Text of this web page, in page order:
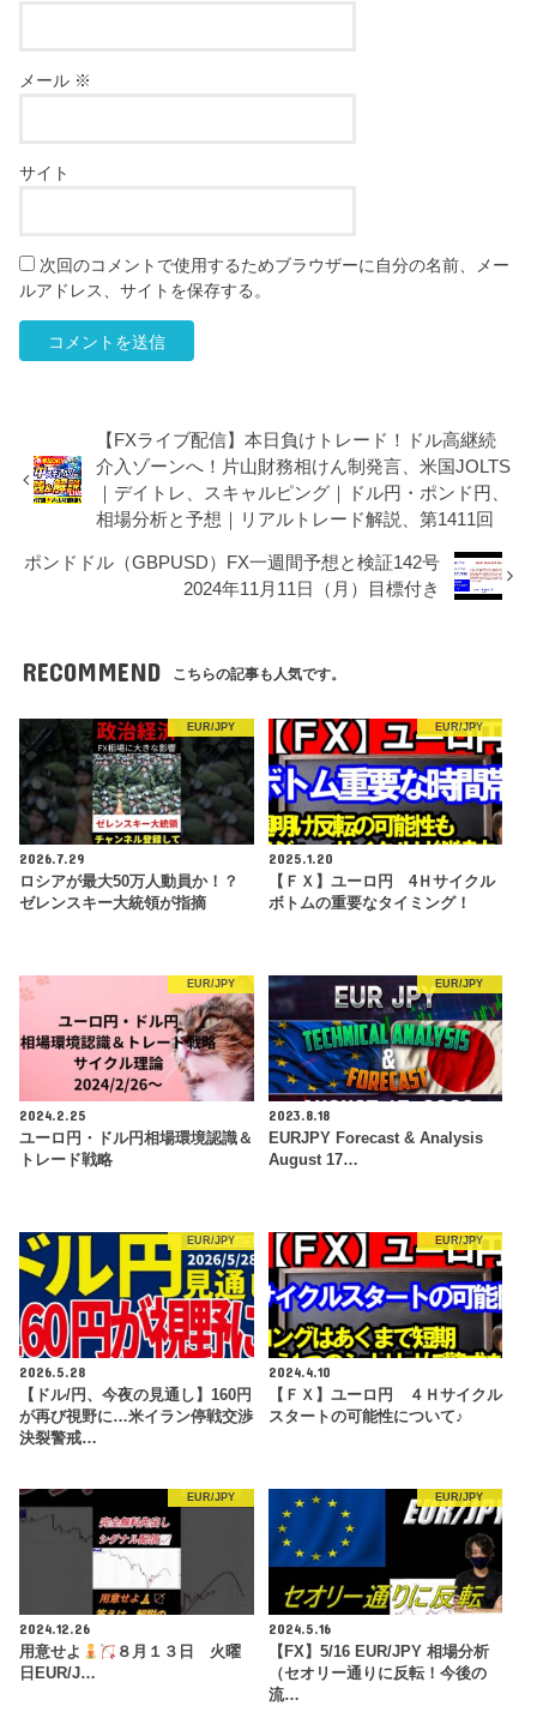
メール ※
サイト
次回のコメントで使用するためブラウザーに自分の名前、メー
ルアドレス、サイトを保存する。
【FXライブ配信】本日負けトレード！ドル高継続
介入ゾーンへ！片山財務相けん制発言、米国JOLTS
｜デイトレ、スキャルピング｜ドル円・ポンド円、
相場分析と予想｜リアルトレード解説、第1411回
ポンドドル（GBPUSD）FX一週間予想と検証142号
2024年11月11日（月）目標付き
RECOMMEND こちらの記事も人気です。
EUR/JPY
2026.7.29
ロシアが最大50万人動員か！？
ゼレンスキー大統領が指摘
EUR/JPY
2025.1.20
【ＦＸ】ユーロ円 4Ｈサイクル
ボトムの重要なタイミング！
EUR/JPY
2024.2.25
ユーロ円・ドル円相場環境認識＆
トレード戦略
EUR/JPY
2023.8.18
EURJPY Forecast & Analysis
August 17…
EUR/JPY
2026.5.28
【ドル/円、今夜の見通し】160円
が再び視野に…米イラン停戦交渉
決裂警戒…
EUR/JPY
2024.4.10
【ＦＸ】ユーロ円 ４Ｈサイクル
スタートの可能性について♪
EUR/JPY
2024.12.26
用意せよ
８月１３日 火曜
日EUR/J…
EUR/JPY
2024.5.16
【FX】5/16 EUR/JPY 相場分析
（セオリー通りに反転！今後の
流…